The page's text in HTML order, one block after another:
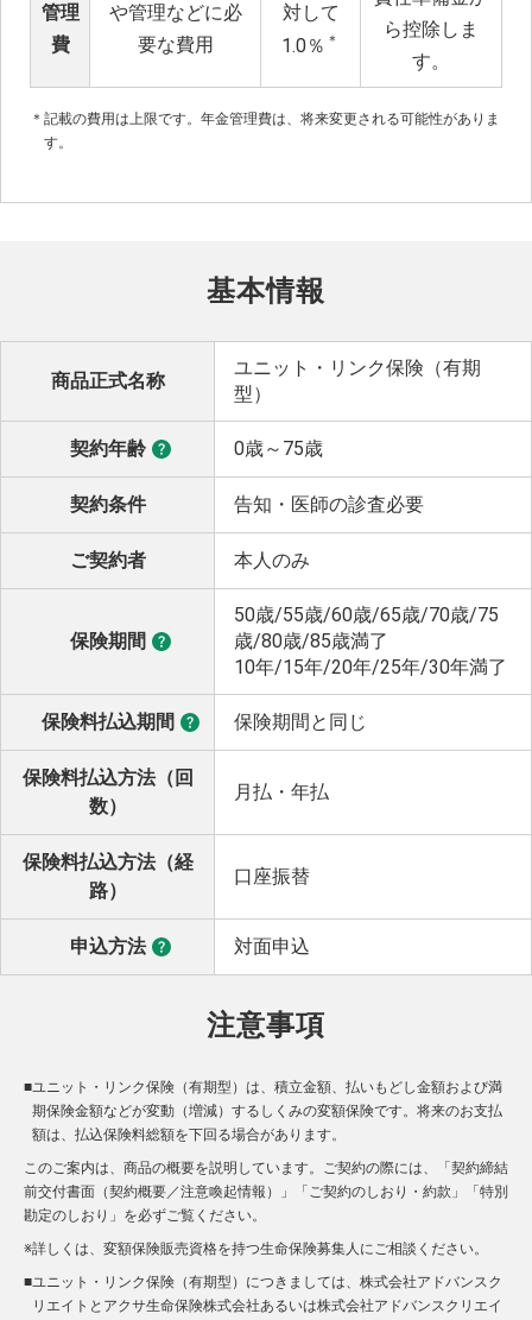
管理
費
や管理などに必
要な費用
対して
1.0％ ＊
ら控除しま
す。
＊ 記載の費用は上限です。年金管理費は、将来変更される可能性がありま
す。
基本情報
商品正式名称
ユニット・リンク保険（有期
型）
契約年齢 0歳～75歳
契約条件 告知・医師の診査必要
ご契約者 本人のみ
保険期間
50歳/55歳/60歳/65歳/70歳/75
歳/80歳/85歳満了
10年/15年/20年/25年/30年満了
保険料払込期間 保険期間と同じ
保険料払込方法（回
数）
月払・年払
保険料払込方法（経
路）
口座振替
申込方法 対面申込
注意事項
■ユニット・リンク保険（有期型）は、積立金額、払いもどし金額および満
期保険金額などが変動（増減）するしくみの変額保険です。将来のお支払
額は、払込保険料総額を下回る場合があります。
このご案内は、商品の概要を説明しています。ご契約の際には、「契約締結
前交付書面（契約概要／注意喚起情報）」「ご契約のしおり・約款」「特別
勘定のしおり」を必ずご覧ください。
※詳しくは、変額保険販売資格を持つ生命保険募集人にご相談ください。
■ユニット・リンク保険（有期型）につきましては、株式会社アドバンスク
リエイトとアクサ生命保険株式会社あるいは株式会社アドバンスクリエイ